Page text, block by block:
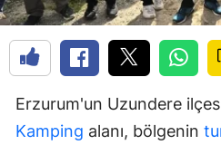
Erzurum'un Uzundere
Kamping alanı, bölgenin